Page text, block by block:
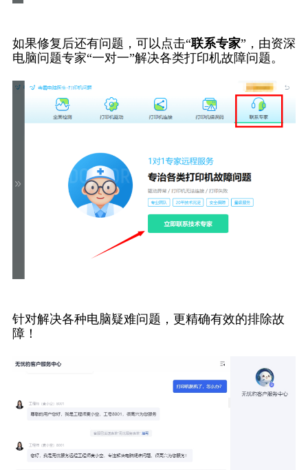
如果修复后还有问题，可以点击“联系专家”，由资深
电脑问题专家“一对一”解决各类打印机故障问题。
针对解决各种电脑疑难问题，更精确有效的排除故
障！